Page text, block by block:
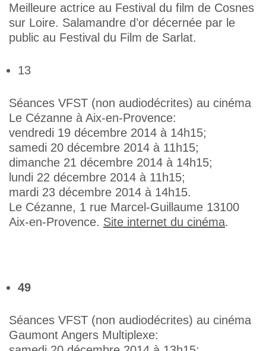
Meilleure actrice au Festival du film de Cosnes
sur Loire. Salamandre d’or décernée par le
public au Festival du Film de Sarlat.
13
Séances VFST (non audiodécrites) au cinéma
Le Cézanne à Aix-en-Provence:
vendredi 19 décembre 2014 à 14h15;
samedi 20 décembre 2014 à 11h15;
dimanche 21 décembre 2014 à 14h15;
lundi 22 décembre 2014 à 11h15;
mardi 23 décembre 2014 à 14h15.
Le Cézanne, 1 rue Marcel-Guillaume 13100
Aix-en-Provence. Site internet du cinéma.
49
Séances VFST (non audiodécrites) au cinéma
Gaumont Angers Multiplexe: